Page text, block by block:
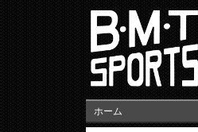
ホーム